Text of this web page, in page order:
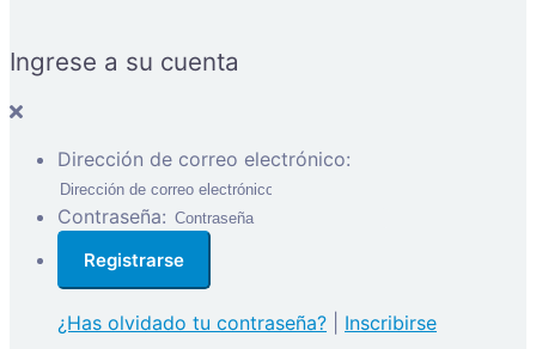
Ingrese a su cuenta
Dirección de correo electrónico:
Contraseña:
¿Has olvidado tu contraseña?
Inscribirse